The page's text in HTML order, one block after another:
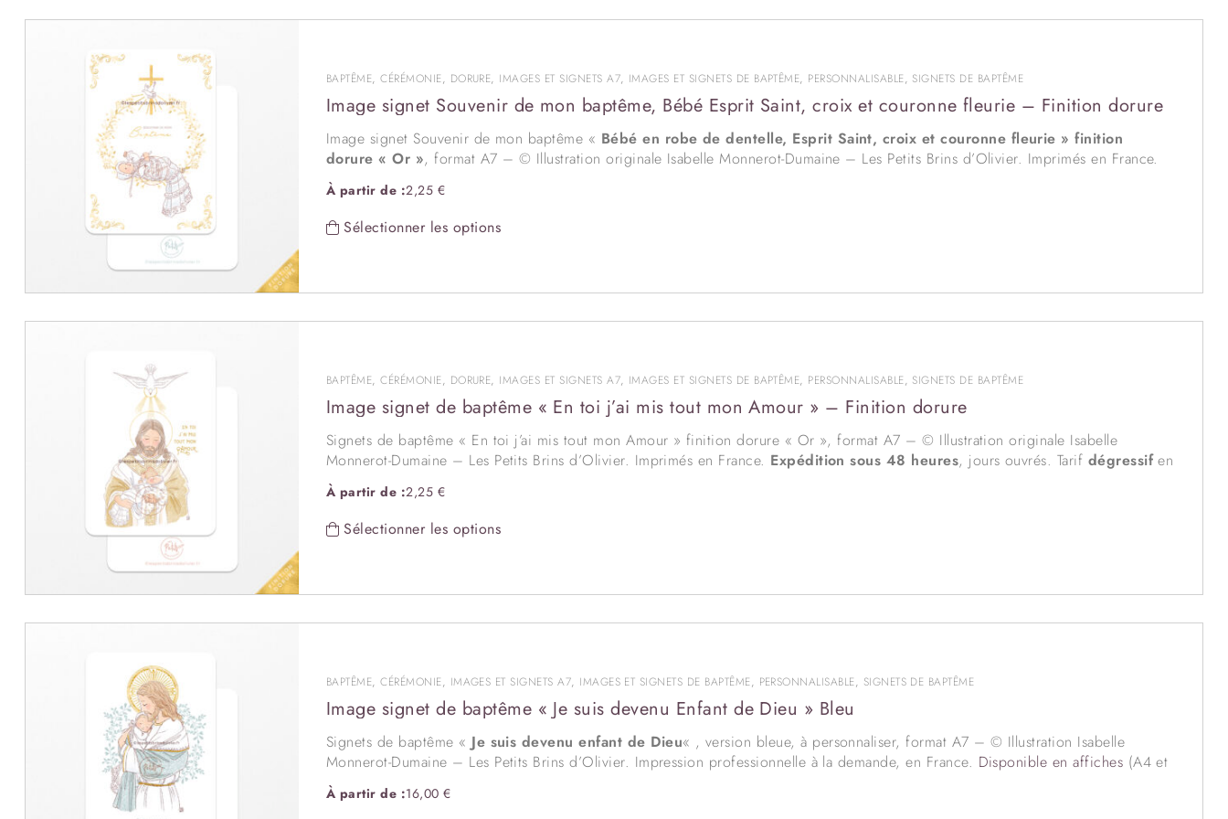
BAPTÊME,CÉRÉMONIE, DORURE, IMAGES ET SIGNETS A7, IMAGES ET SIGNETS DE BAPTÊME, PERSONNALISABLE, SIGNETS DE BAPTÊME
Image signet Souvenir de mon baptême, Bébé Esprit Saint, croix et couronne fleurie – Finition dorure
Image signet Souvenir de mon baptême « Bébé en robe de dentelle, Esprit Saint, croix et couronne fleurie » finition
dorure « Or », format A7 – © Illustration originale Isabelle Monnerot-Dumaine – Les Petits Brins d’Olivier. Imprimés en France.
Expédition sous 48 heures
La finition dorure « Or » apporte à cette image signet de Baptême, raffinement et élégance ; et le pelliculage mat lui donne un
aspect haut de gamme. Très bonne tenue en main avec ses 300 gr/m².
Vous pouvez assortir lacouverture du livret de messe
À partir de :2,25 €
Sélectionner les options
BAPTÊME,CÉRÉMONIE, DORURE, IMAGES ET SIGNETS A7, IMAGES ET SIGNETS DE BAPTÊME, PERSONNALISABLE, SIGNETS DE BAPTÊME
Image signet de baptême « En toi j’ai mis tout mon Amour » – Finition dorure
Signets de baptême « En toi j’ai mis tout mon Amour » finition dorure « Or », format A7 – © Illustration originale Isabelle
Monnerot-Dumaine – Les Petits Brins d’Olivier. Imprimés en France. Expédition sous 48 heures, jours ouvrés. Tarif dégressifen
fonction des quantités. Signet pré-imprimé (Souvenir de mon baptême et logo Les Petits Brins d’Olivier)
personnalisationralenti le délai d’expédition.
Cette illustration originale, représentant Jésus-Christ portant un petit enfant, habillé en robe de baptême de dentelle ancienne et
petit béguin sur la tête, tout nouveau baptisé, est personnalisable. Je l’ai illustrée pour représenter l’Amour et la tendresse de Dieu
Optioncoins arrondissur demande.
À partir de :2,25 €
Sélectionner les options
BAPTÊME,CÉRÉMONIE, IMAGES ET SIGNETS A7, IMAGES ET SIGNETS DE BAPTÊME, PERSONNALISABLE, SIGNETS DE BAPTÊME
Image signet de baptême « Je suis devenu Enfant de Dieu » Bleu
Signets de baptême « Je suis devenu enfant de Dieu« , version bleue, à personnaliser, format A7 – © Illustration Isabelle
Monnerot-Dumaine – Les Petits Brins d’Olivier. Impression professionnelle à la demande, en France. Disponible en affiches (A4 et
A4).
Délai 7 à 10 jours ouvrés
À partir de :16,00€